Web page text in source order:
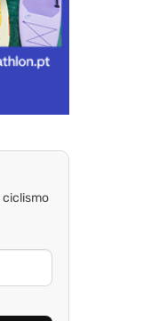
ciclismo